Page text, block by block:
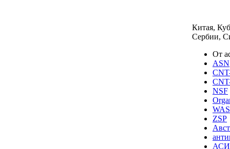
Китая,
Сербии,
От
ASN
NSF
WAS
ZSP
АСИ